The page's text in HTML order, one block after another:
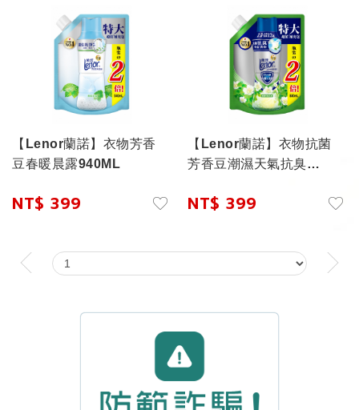
【Lenor蘭諾】衣物芳香
豆春暖晨露940ML
NT$ 399
【Lenor蘭諾】衣物抗菌
芳香豆潮濕天氣抗臭
NT$ 399